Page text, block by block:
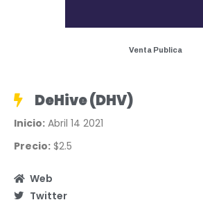
Venta Publica
DeHive (DHV)
Inicio: Abril 14 2021
Precio: $2.5
Web
Twitter